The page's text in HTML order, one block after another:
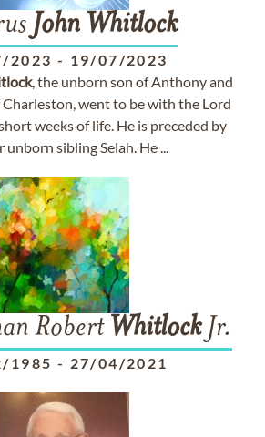
John Whitlock
2023 - 19/07/2023
, the unborn son of Anthony and
went to be with the Lord
weeks of life. He is preceded by
unborn sibling Selah. He ...
Robert WhitlockJr.
1985 - 27/04/2021